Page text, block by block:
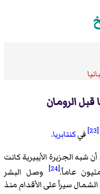
الرومان
[23] فيكنتابريا.
شبه الجزيرة الأيبيرية كانت
[24]
وصل البشر
سيراً على الأقدام منذ